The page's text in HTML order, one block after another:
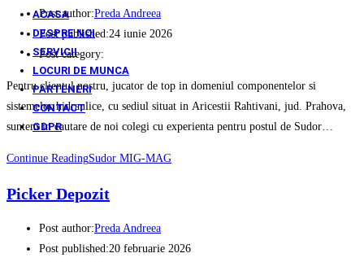
ACASA
DESPRE NOI
SERVICII
LOCURI DE MUNCA
PARTENERI
CONTACT
GDPR
Post author:Preda Andreea
Post published:24 iunie 2026
Post category:
Pentru clientul nostru, jucator de top in domeniul componentelor si
sistemelor hidraulice, cu sediul situat in Aricestii Rahtivani, jud. Prahova,
suntem in cautare de noi colegi cu experienta pentru postul de Sudor…
Continue ReadingSudor MIG-MAG
Picker Depozit
Post author:Preda Andreea
Post published:20 februarie 2026